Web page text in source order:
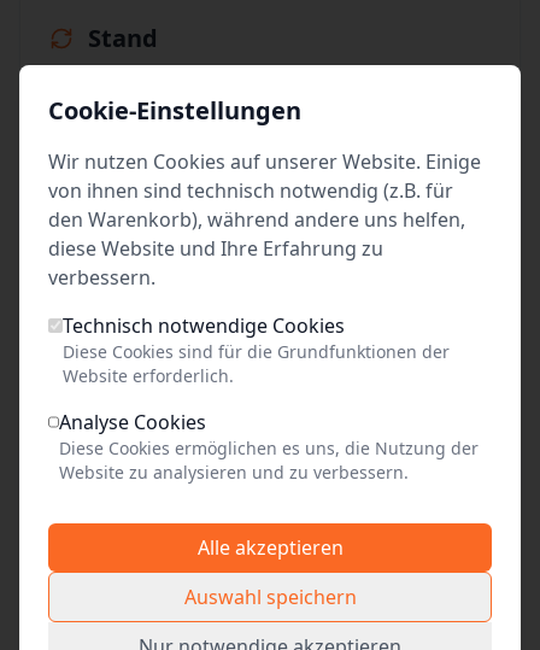
Stand
letzte Änderung: Ticketverfügbarkeit
Preis unbekannt
pro Person
Event teilen
Cookie-Einstellungen
Wir nutzen Cookies auf unserer Website. Einige
von ihnen sind technisch notwendig (z.B. für
den Warenkorb), während andere uns helfen,
diese Website und Ihre Erfahrung zu
verbessern.
Technisch notwendige Cookies
Diese Cookies sind für die Grundfunktionen der
Website erforderlich.
Analyse Cookies
Diese Cookies ermöglichen es uns, die Nutzung der
Website zu analysieren und zu verbessern.
Alle akzeptieren
Auswahl speichern